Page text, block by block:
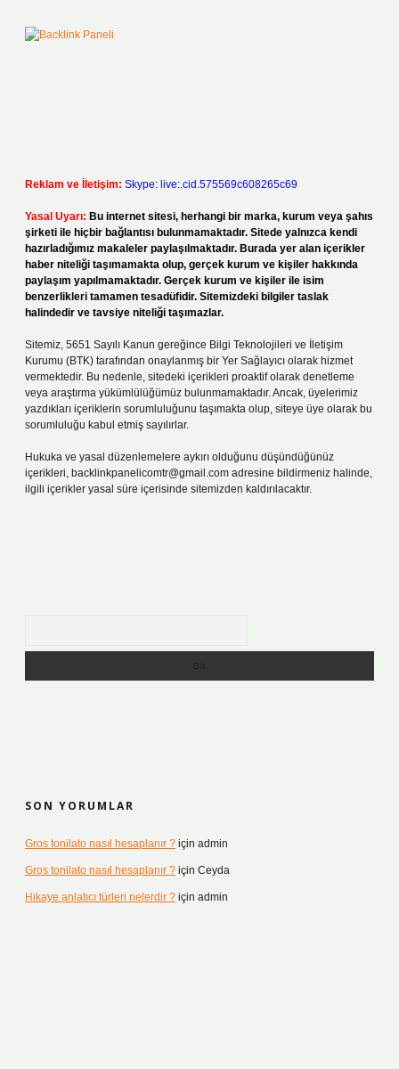
Reklam ve İletişim: Skype: live:.cid.575569c608265c69
Yasal Uyarı: Bu internet sitesi, herhangi bir marka, kurum veya şahıs
şirketi ile hiçbir bağlantısı bulunmamaktadır. Sitede yalnızca kendi
hazırladığımız makaleler paylaşılmaktadır. Burada yer alan içerikler
haber niteliği taşımamakta olup, gerçek kurum ve kişiler hakkında
paylaşım yapılmamaktadır. Gerçek kurum ve kişiler ile isim
benzerlikleri tamamen tesadüfidir. Sitemizdeki bilgiler taslak
halindedir ve tavsiye niteliği taşımazlar.
Sitemiz, 5651 Sayılı Kanun gereğince Bilgi Teknolojileri ve İletişim
Kurumu (BTK) tarafından onaylanmış bir Yer Sağlayıcı olarak hizmet
vermektedir. Bu nedenle, sitedeki içerikleri proaktif olarak denetleme
veya araştırma yükümlülüğümüz bulunmamaktadır. Ancak, üyelerimiz
yazdıkları içeriklerin sorumluluğunu taşımakta olup, siteye üye olarak bu
sorumluluğu kabul etmiş sayılırlar.
Hukuka ve yasal düzenlemelere aykırı olduğunu düşündüğünüz
içerikleri, backlinkpanelicomtr@gmail.com adresine bildirmeniz halinde,
ilgili içerikler yasal süre içerisinde sitemizden kaldırılacaktır.
SON YORUMLAR
Gros tonilato nasıl hesaplanır ? için admin
Gros tonilato nasıl hesaplanır ? için Ceyda
Hikaye anlatıcı türleri nelerdir ? için admin